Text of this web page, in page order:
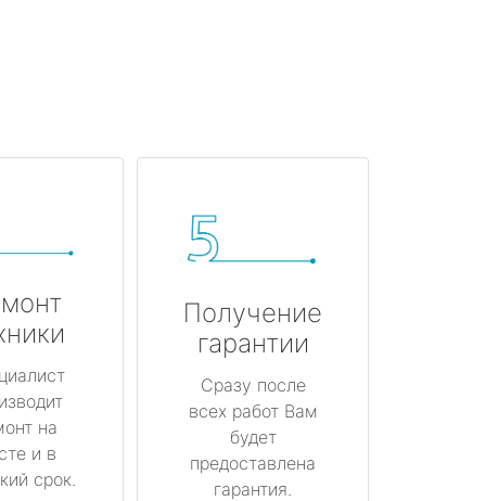
на
и в
срок.
Получение
гарантии
Сразу после
всех работ Вам
будет
предоставлена
гарантия.